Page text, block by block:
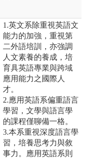
1.英文系除重視英語文
能力的加強，重視第
二外語培訓，亦強調
人文素養的養成，培
育具英語專業與跨域
應用能力之國際人
才。
2.應用英語系偏重語言
學習，文學與語言學
的課程僅聊備一格。
3.本系重視深度語言學
習，培養思考力與敘
事力。應用英語系則